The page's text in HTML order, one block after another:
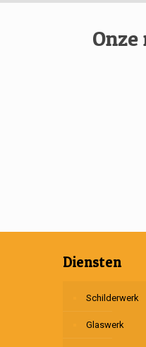
Diensten
Schilderwerk
Glaswerk